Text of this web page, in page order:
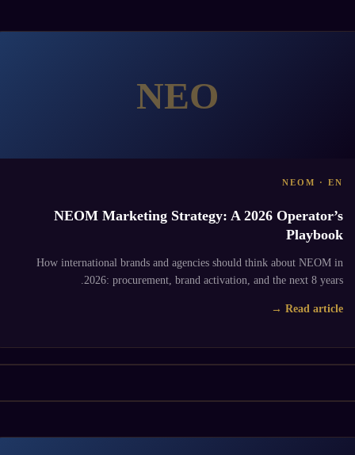
NEO
NEOM · EN
NEOM Marketing Strategy: A 2026 Operator’s
Playbook
How international brands and agencies should think about NEOM in
2026: procurement, brand activation, and the next 8 years.
Read article →